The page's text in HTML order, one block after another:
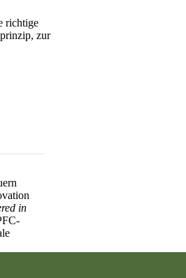
richtige
, zur
in